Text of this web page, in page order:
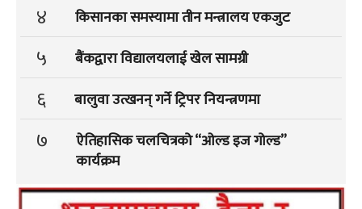
४ किसानका समस्यामा तीन मन्त्रालय एकजुट
५ बैंकद्वारा विद्यालयलाई खेल सामग्री
६ बालुवा उत्खनन् गर्ने ट्रिपर नियन्त्रणमा
७
ऐतिहासिक चलचित्रको “ओल्ड इज गोल्ड”
कार्यक्रम